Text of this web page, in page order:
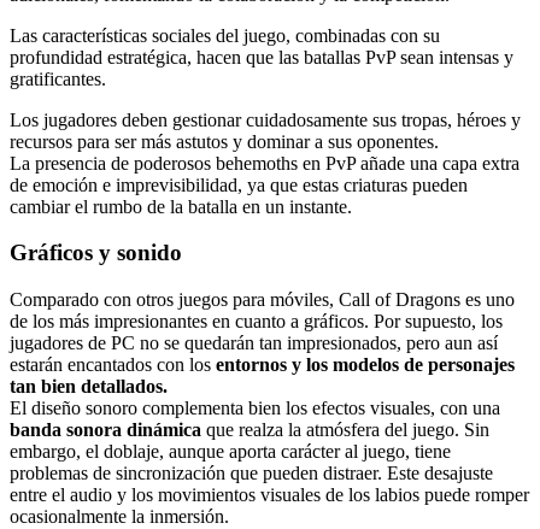
Las características sociales del juego, combinadas con su
profundidad estratégica, hacen que las batallas PvP sean intensas y
gratificantes.
Los jugadores deben gestionar cuidadosamente sus tropas, héroes y
recursos para ser más astutos y dominar a sus oponentes.
La presencia de poderosos behemoths en PvP añade una capa extra
de emoción e imprevisibilidad, ya que estas criaturas pueden
cambiar el rumbo de la batalla en un instante.
Gráficos y sonido
Comparado con otros juegos para móviles, Call of Dragons es uno
de los más impresionantes en cuanto a gráficos. Por supuesto, los
jugadores de PC no se quedarán tan impresionados, pero aun así
estarán encantados con los entornos y los modelos de personajes
tan bien detallados.
El diseño sonoro complementa bien los efectos visuales, con una
banda sonora dinámica que realza la atmósfera del juego. Sin
embargo, el doblaje, aunque aporta carácter al juego, tiene
problemas de sincronización que pueden distraer. Este desajuste
entre el audio y los movimientos visuales de los labios puede romper
ocasionalmente la inmersión.